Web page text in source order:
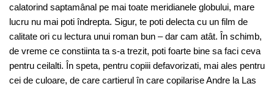
calatorind saptamânal pe mai toate meridianele globului, mare
lucru nu mai poti îndrepta. Sigur, te poti delecta cu un film de
calitate ori cu lectura unui roman bun – dar cam atât. În schimb,
de vreme ce constiinta ta s-a trezit, poti foarte bine sa faci ceva
pentru ceilalti. În speta, pentru copiii defavorizati, mai ales pentru
cei de culoare, de care cartierul în care copilarise Andre la Las